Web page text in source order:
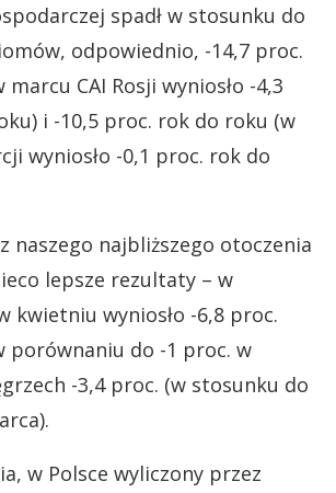
spadł w stosunku do
odpowiednio, -14,7 proc.
CAI Rosji wyniosło -4,3
i -10,5 proc. rok do roku (w
wyniosło -0,1 proc. rok do
naszego najbliższego otoczenia
lepsze rezultaty – w
kwietniu wyniosło -6,8 proc.
porównaniu do -1 proc. w
-3,4 proc. (w stosunku do
w Polsce wyliczony przez